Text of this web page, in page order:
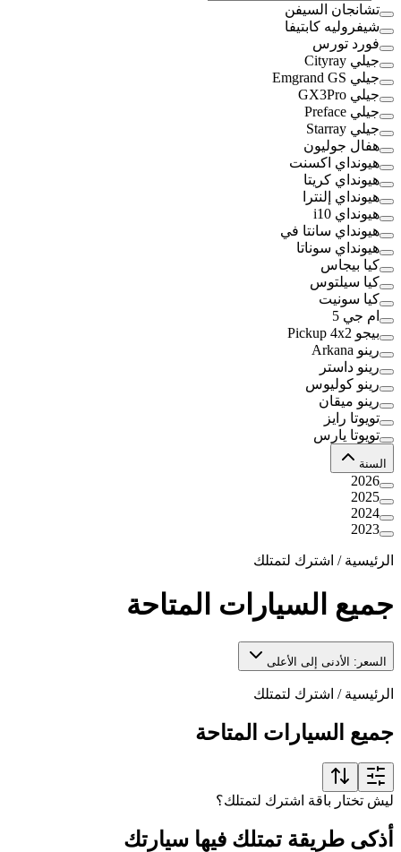
تشانجان السيفن
شيفروليه كابتيفا
فورد تورس
جيلي Cityray
جيلي Emgrand GS
جيلي GX3Pro
جيلي Preface
جيلي Starray
هفال جوليون
هيونداي اكسنت
هيونداي كريتا
هيونداي إلنترا
هيونداي i10
هيونداي سانتا في
هيونداي سوناتا
كيا بيجاس
كيا سيلتوس
كيا سونيت
ام جي 5
بيجو Pickup 4x2
رينو Arkana
رينو داستر
رينو كوليوس
رينو ميقان
تويوتا رايز
تويوتا يارس
السنة
2026
2025
2024
2023
الرئيسية / اشترك لتمتلك
جميع السيارات المتاحة
السعر: الأدنى إلى الأعلى
الرئيسية / اشترك لتمتلك
جميع السيارات المتاحة
ليش تختار باقة اشترك لتمتلك؟
أذكى طريقة تمتلك فيها سيارتك